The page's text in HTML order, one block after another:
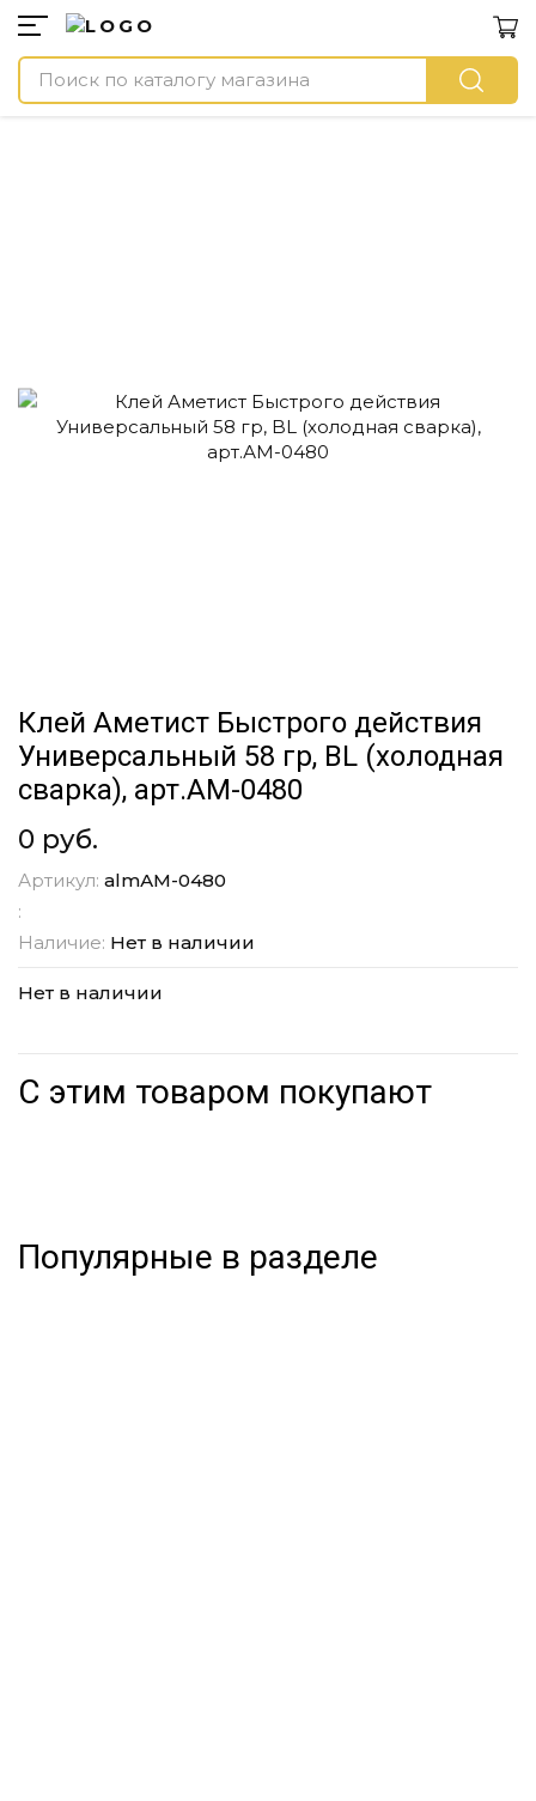
Клей Аметист Быстрого действия
Универсальный 58 гр, BL (холодная
сварка), арт.АМ-0480
0 руб.
Артикул: almАМ-0480
:
Наличие: Нет в наличии
Нет в наличии
С этим товаром покупают
Популярные в разделе